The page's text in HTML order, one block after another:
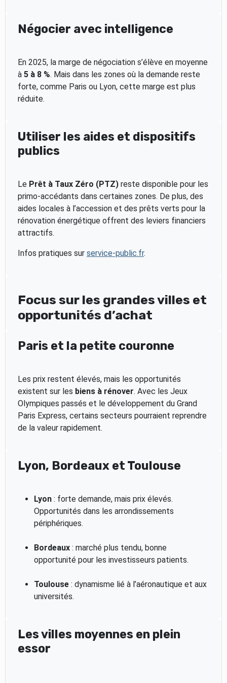
Négocier avec intelligence
En 2025, la marge de négociation s’élève en moyenne
à 5 à 8 %. Mais dans les zones où la demande reste
forte, comme Paris ou Lyon, cette marge est plus
réduite.
Utiliser les aides et dispositifs
publics
Le Prêt à Taux Zéro (PTZ)reste disponible pour les
primo-accédants dans certaines zones. De plus, des
aides locales à l’accession et des prêts verts pour la
rénovation énergétique offrent des leviers financiers
attractifs.
Infos pratiques sur service-public.fr.
Focus sur les grandes villes et
opportunités d’achat
Paris et la petite couronne
Les prix restent élevés, mais les opportunités
existent sur les biens à rénover. Avec les Jeux
Olympiques passés et le développement du Grand
Paris Express, certains secteurs pourraient reprendre
de la valeur rapidement.
Lyon, Bordeaux et Toulouse
Lyon: forte demande, mais prix élevés.
Opportunités dans les arrondissements
périphériques.
Bordeaux: marché plus tendu, bonne
opportunité pour les investisseurs patients.
Toulouse: dynamisme lié à l’aéronautique et aux
universités.
Les villes moyennes en plein
essor